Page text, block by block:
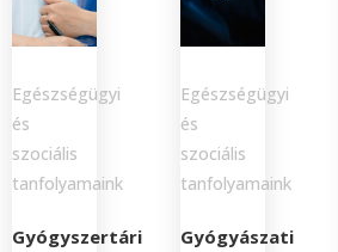
Egészségügyi
és
szociális
tanfolyamaink
Gyógyszertári
Egészségügyi
és
szociális
tanfolyamaink
Gyógyászati